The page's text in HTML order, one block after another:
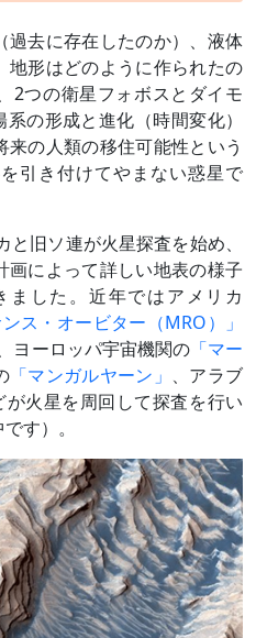
過去に存在したのか）、液体
地形はどのように作られたの
2つの衛星フォボスとダイモ
の形成と進化（時間変化）
の人類の移住可能性という
引き付けてやまない惑星で
旧ソ連が火星探査を始め、
画によって詳しい地表の様子
した。近年ではアメリカ
ス・オービター（MRO）」
ヨーロッパ宇宙機関の「マー
「マンガルヤーン」 、アラブ
が火星を周回して探査を行い
す）。